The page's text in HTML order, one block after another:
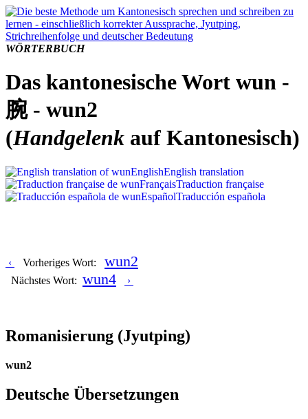
WÖRTERBUCH
Das kantonesische Wort wun -
腕 - wun2
(Handgelenk auf Kantonesisch)
EnglishEnglish translation
FrançaisTraduction française
EspañolTraducción española
‹ Vorheriges Wort: wun2
Nächstes Wort: wun4 ›
Romanisierung (Jyutping)
wun2
Deutsche Übersetzungen